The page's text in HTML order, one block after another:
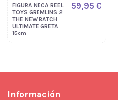
FIGURA NECA REEL
TOYS GREMLINS 2
THE NEW BATCH
ULTIMATE GRETA
15cm
59,95 €
Información